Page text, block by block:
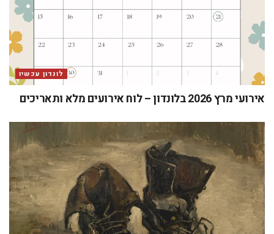
לונדון עכשיו
אירועי מרץ 2026 בלונדון – לוח אירועים מלא ותאריכים